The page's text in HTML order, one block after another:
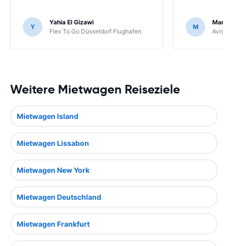
Y
Yahia El Gizawi
Flex To Go Düsseldorf Flughafen
M
Avis
Weitere Mietwagen Reiseziele
Mietwagen Island
Mietwagen Lissabon
Mietwagen New York
Mietwagen Deutschland
Mietwagen Frankfurt